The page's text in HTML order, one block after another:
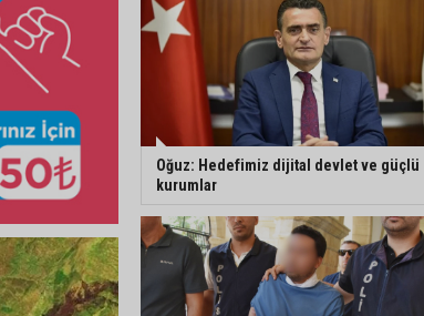
Oğuz: Hedefimiz dijital devlet ve güçlü
kurumlar